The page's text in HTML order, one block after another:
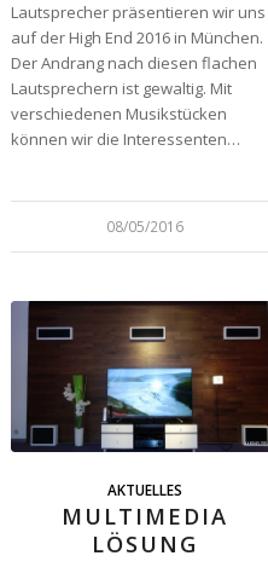
Lautsprecher präsentieren wir uns
auf der High End 2016 in München.
Der Andrang nach diesen flachen
Lautsprechern ist gewaltig. Mit
verschiedenen Musikstücken
können wir die Interessenten…
08/05/2016
AKTUELLES
MULTIMEDIA
LÖSUNG